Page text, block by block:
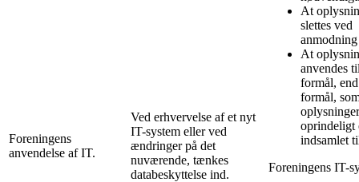
Foreningens
anvendelse af IT.
Ved erhvervelse af et nyt
IT-system eller ved
ændringer på det
nuværende, tænkes
databeskyttelse ind.
At
slettes ved
At
anvendes
formål,
formål,
oprindeligt
indsamlet
Foreningens IT-